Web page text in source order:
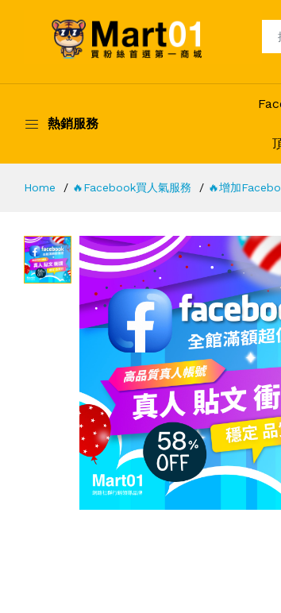
熱銷服務
Home 🔥Facebook買人氣服務 🔥增加